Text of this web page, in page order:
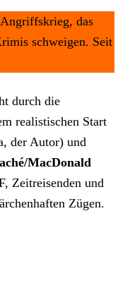
das
schweigen. Seit
durch die
realistischen Start
der Autor) und
MacDonald
Zeitreisenden und
Zügen.